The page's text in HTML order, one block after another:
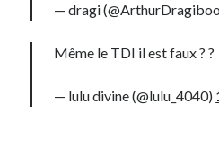
— dragi
Même le TDI il est faux ? ?
— lulu divine (@lulu_4040)